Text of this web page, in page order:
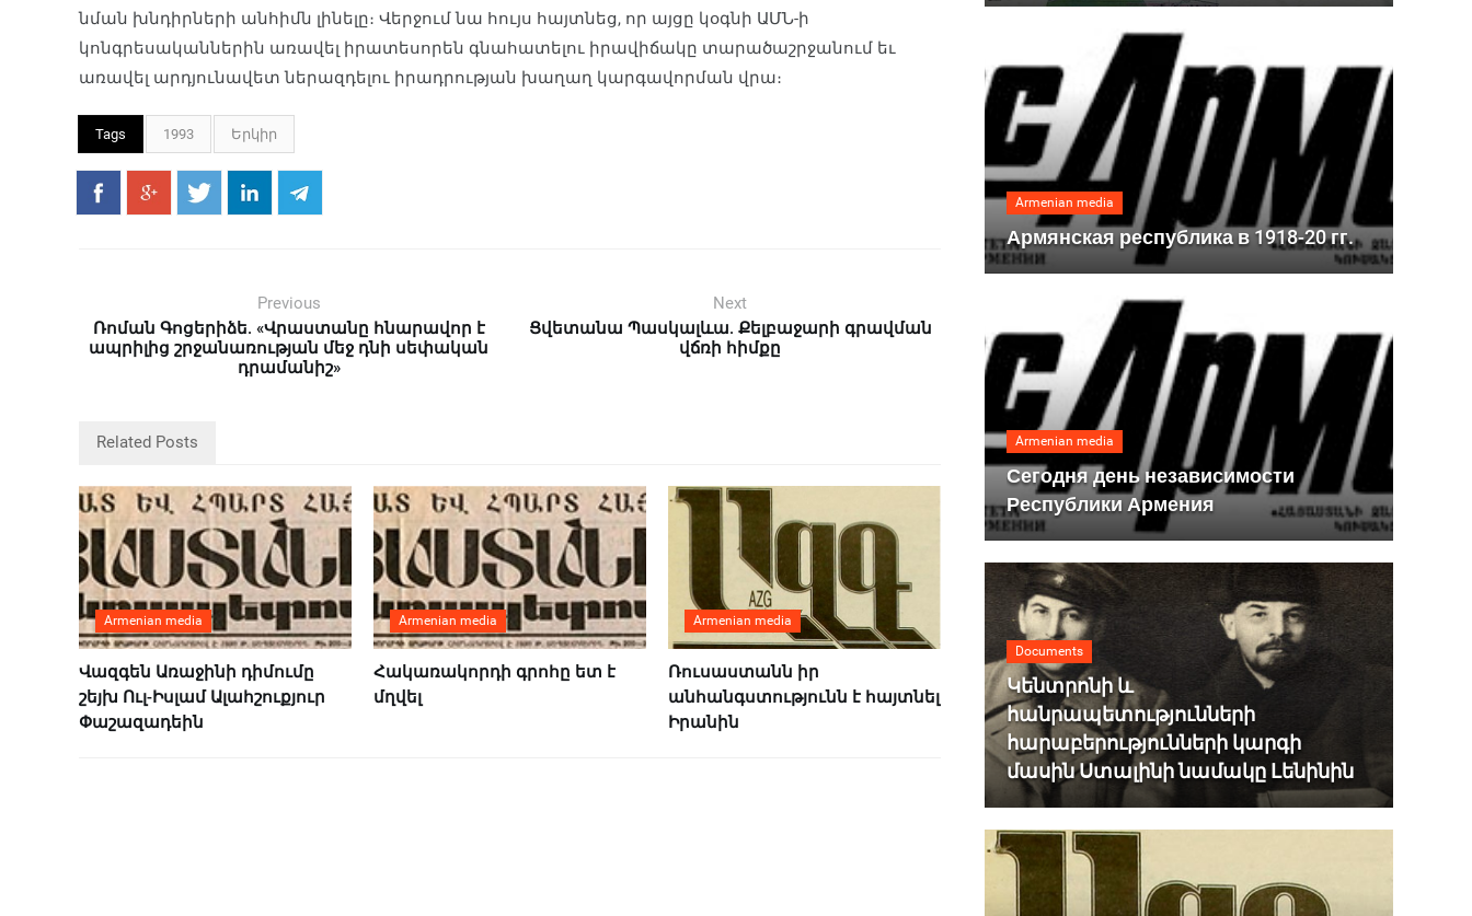
նման խնդիրների անհիմն լինելը։ Վերջում նա հույս հայտնեց, որ այցը կօգնի ԱՄՆ-ի
կոնգրեսականներին առավել իրատեսորեն գնահատելու իրավիճակը տարածաշրջանում եւ
առավել արդյունավետ ներազդելու իրադրության խաղաղ կարգավորման վրա։
Tags 1993 Երկիր
Previous
Ռոման Գոցերիձե. «Վրաստանը հնարավոր է
ապրիլից շրջանառության մեջ դնի սեփական
դրամանիշ»
Next
Ցվետանա Պասկալևա. Քելբաջարի գրավման
վճռի հիմքը
Related Posts
Armenian media
Վազգեն Առաջինի դիմումը
շեյխ Ուլ-Իսլամ Ալահշուքյուր
Փաշազադեին
Armenian media
Հակառակորդի գրոհը ետ է
մղվել
Armenian media
Ռուսաստանն իր
անհանգստությունն է հայտնել
Իրանին
Armenian media
Армянская республика в 1918-20 гг.
Armenian media
Сегодня день независимости
Республики Армения
Documents
Կենտրոնի և
հանրապետությունների
հարաբերությունների կարգի
մասին Ստալինի նամակը Լենինին